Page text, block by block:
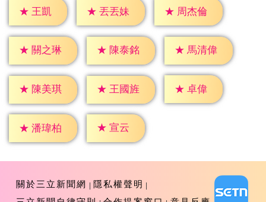
★ 王凱 ★ 丟丟妹 ★ 周杰倫
★ 關之琳 ★ 陳泰銘 ★ 馬清偉
★ 陳美琪 ★ 王國旌 ★ 卓偉
★ 潘瑋柏 ★ 宣云
關於三立新聞網
隱私權聲明